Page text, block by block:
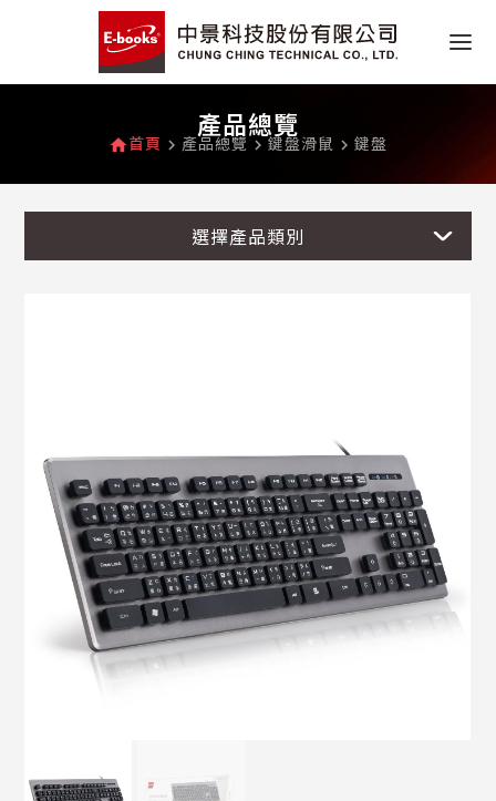
產品總覽
home首頁 navigate_next 產品總覽 navigate_next 鍵盤滑鼠 navigate_next 鍵盤
選擇產品類別